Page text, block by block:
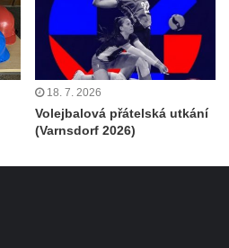
18. 7. 2026
Volejbalová přátelská utkání
(Varnsdorf 2026)